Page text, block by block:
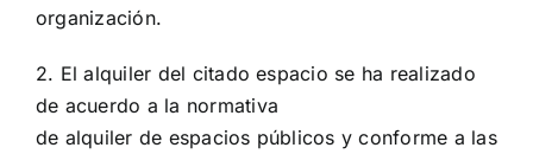
organización.
2. El alquiler del citado espacio se ha realizado
de acuerdo a la normativa
de alquiler de espacios públicos y conforme a las